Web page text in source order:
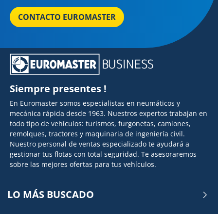
CONTACTO EUROMASTER
Siempre presentes !
En Euromaster somos especialistas en neumáticos y
mecánica rápida desde 1963. Nuestros expertos trabajan en
todo tipo de vehículos: turismos, furgonetas, camiones,
remolques, tractores y maquinaria de ingeniería civil.
Nuestro personal de ventas especializado te ayudará a
gestionar tus flotas con total seguridad. Te asesoraremos
sobre las mejores ofertas para tus vehículos.
LO MÁS BUSCADO